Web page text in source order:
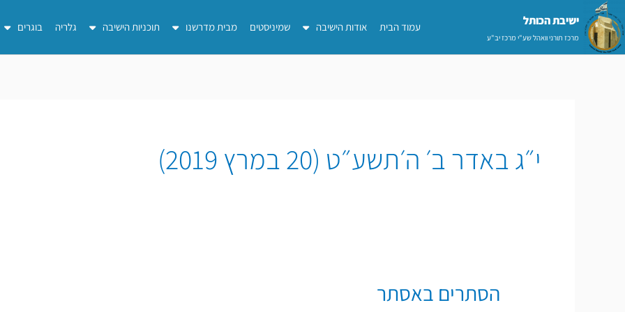
דילוג
לתוכן
ישיבת הכותל​
מרכז תורני וואהל שע"י מרכז יב"ע
עמוד הבית אודות הישיבה שמיניסטים מבית מדרשנו תוכניות הישיבה גלריה בוגרים
י״ג באדר ב׳ ה׳תשע״ט (20 במרץ 2019)
הסתרים באסתר
הסתרים